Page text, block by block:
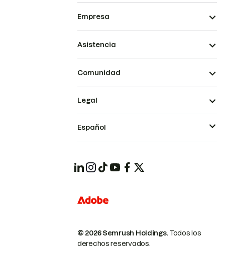
Empresa
Asistencia
Comunidad
© 2026 Semrush Holdings.Todos los
derechos reservados.
Legal
Español